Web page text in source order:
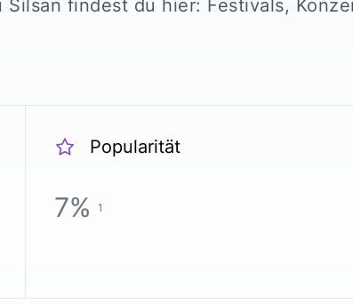
Silsan findest du hier: Festivals,
Popularität
7% 1